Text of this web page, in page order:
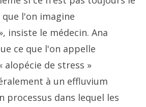
l'on imagine
insiste le médecin. Ana
ce que l'on appelle
alopécie de stress »
à un effluvium
processus dans lequel les